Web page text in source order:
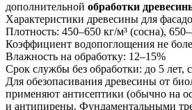
дополнительной обработки
Характеристики древесины для
Плотность: 450–650 кг/м³ (сосна),
Коэффициент водопоглощения не
Влажность на обработку: 12–15%
Срок службы без обработки: до 5 лет,
Для обезопасивания древесины от
применяют антисептики (обычно на
и антипирены. Фундаментальными